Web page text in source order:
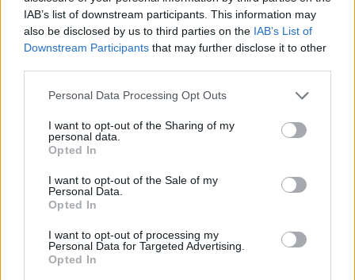
IAB’s list of downstream participants. This information may
also be disclosed by us to third parties on the IAB’s List of
Downstream Participants that may further disclose it to other
Personal Data Processing Opt Outs
I want to opt-out of the Sharing of my
personal data.
Opted In
I want to opt-out of the Sale of my
Personal Data.
Opted In
I want to opt-out of processing my
Personal Data for Targeted Advertising.
Opted In
ΣΤΗΝ ΙΔΙΑ ΚΑΤΗΓΟΡΙΑ
καταστρέψει την καριέρα της
Diane Keaton
Μία αποτυχία ήταν αρκετή
5 one‑hit wonders που έγιναν
ξανά διάσημοι από… ατύχημα
Η τύχη δεν προβλέπεται, αλλά όταν
χαμογελάσει, αποδεικνύει ότι ορισμένα
τραγούδια έχουν πολύ περισσότερες